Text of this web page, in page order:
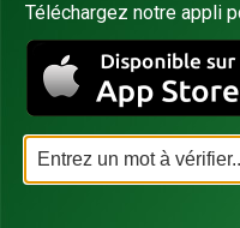
Téléchargez notre appli